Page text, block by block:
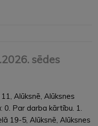
sēdes
Alūksnē, Alūksnes
Par darba kārtību. 1.
19-5, Alūksnē, Alūksnes